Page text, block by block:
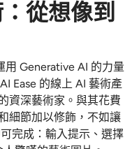
從想像到
用 Generative AI 的力量
Ease 的線上 AI 藝術產
資深藝術家。與其花費
細節加以修飾，不如讓
完成：輸入提示、選擇